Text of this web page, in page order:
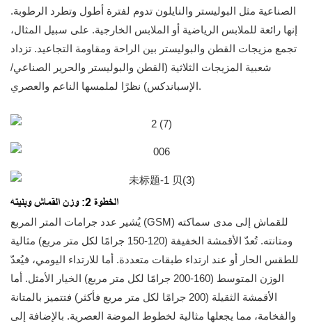
الصناعية مثل البوليستر والنايلون تدوم لفترة أطول وتطرد الرطوبة.
إنها رائعة للملابس الرياضية أو الملابس الخارجية. على سبيل المثال،
تجمع مزيجات القطن والبوليستر بين الراحة ومقاومة التجاعيد. تزداد
شعبية المزيجات الثلاثية (القطن والبوليستر والحرير الصناعي/
الإسباندكس) نظرًا لملمسها الناعم والعصري.
الخطوة 2: وزن القماش وبنيته
يُشير عدد جرامات المتر المربع (GSM) للقماش إلى مدى سماكته
ومتانته. تُعدّ الأقمشة الخفيفة (120-150 جرامًا لكل متر مربع) مثالية
للطقس الحار أو عند ارتداء طبقات متعددة. أما للارتداء اليومي، فيُعدّ
الوزن المتوسط ​​(160-200 جرامًا لكل متر مربع) الخيار الأمثل. أما
الأقمشة الثقيلة (200 جرامًا لكل متر مربع فأكثر) فتتميز بالمتانة
والفخامة، مما يجعلها مثالية لخطوط الموضة العصرية. بالإضافة إلى